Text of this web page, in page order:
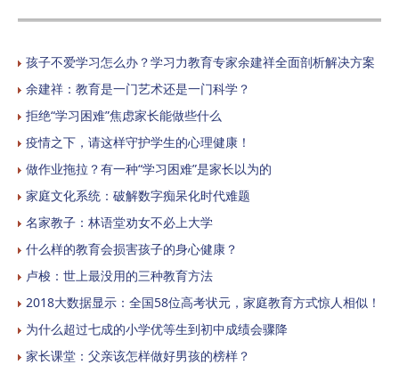
孩子不爱学习怎么办？学习力教育专家余建祥全面剖析解决方案
余建祥：教育是一门艺术还是一门科学？
拒绝“学习困难”焦虑家长能做些什么
疫情之下，请这样守护学生的心理健康！
做作业拖拉？有一种“学习困难”是家长以为的
家庭文化系统：破解数字痴呆化时代难题
名家教子：林语堂劝女不必上大学
什么样的教育会损害孩子的身心健康？
卢梭：世上最没用的三种教育方法
2018大数据显示：全国58位高考状元，家庭教育方式惊人相似！
为什么超过七成的小学优等生到初中成绩会骤降
家长课堂：父亲该怎样做好男孩的榜样？